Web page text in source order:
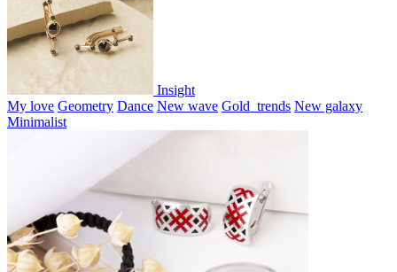
Insight
My love Geometry Dance New wave Gold_trends New galaxy
Minimalist